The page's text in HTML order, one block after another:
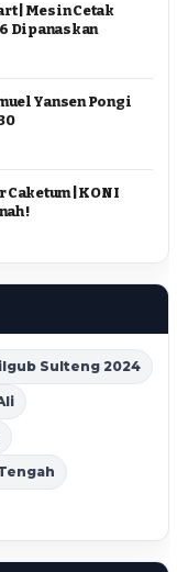
| Mesin Cetak
Dipanaskan
Yansen Pongi
Caketum | KONI
!
Sulteng 2024